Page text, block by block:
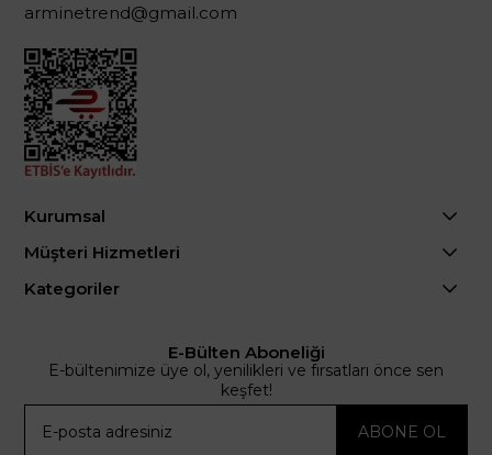
arminetrend@gmail.com
Kurumsal
Müşteri Hizmetleri
Kategoriler
E-Bülten Aboneliği
E-bültenimize üye ol, yenilikleri ve fırsatları önce sen
keşfet!
ABONE OL